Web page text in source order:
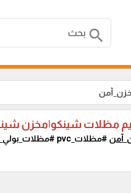
search
مظلات شينكو|مخزن شينكو
#مظلات_pvc #مظلات_بولي_إيثيلين #مظلات_حسب_الطلب...